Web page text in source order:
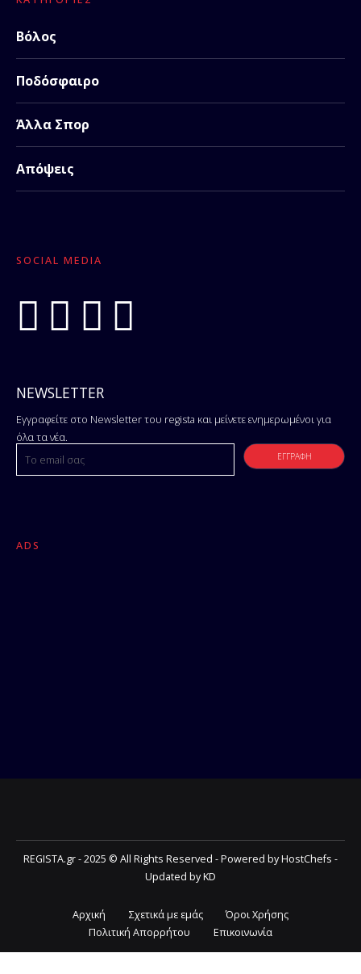
Βόλος
Ποδόσφαιρο
Άλλα Σπορ
Απόψεις
SOCIAL MEDIA
NEWSLETTER
Εγγραφείτε στο Newsletter του regista και μείνετε ενημερωμένοι για
όλα τα νέα.
ADS
REGISTA.gr - 2025 © All Rights Reserved - Powered by HostChefs -
Updated by KD
Αρχική Σχετικά με εμάς
Όροι Χρήσης
Πολιτική Απορρήτου
Επικοινωνία